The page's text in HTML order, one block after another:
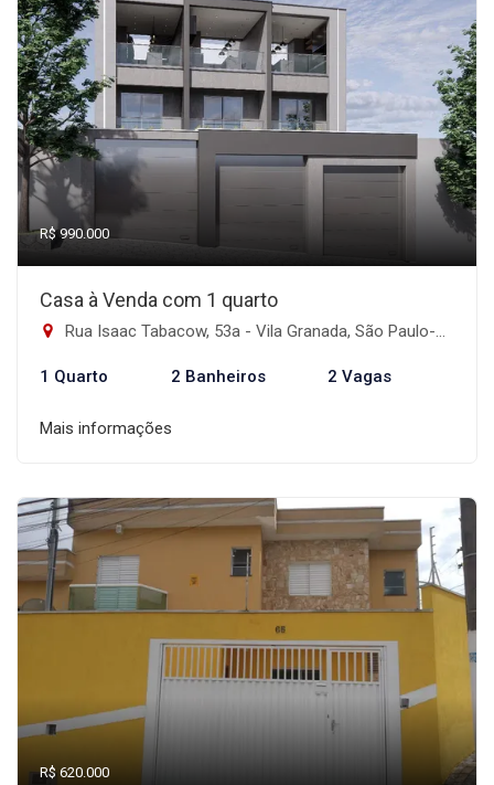
R$ 990.000
Casa à Venda com 1 quarto
Rua Isaac Tabacow, 53a - Vila Granada, São Paulo-SP
1 Quarto 2 Banheiros 2 Vagas
Mais informações
R$ 620.000